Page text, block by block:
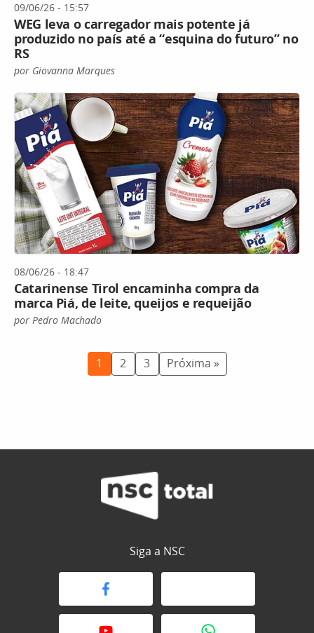
09/06/26 - 15:57
WEG leva o carregador mais potente já
produzido no país até a “esquina do futuro” no
RS
por Giovanna Marques
08/06/26 - 18:47
Catarinense Tirol encaminha compra da
marca Piá, de leite, queijos e requeijão
por Pedro Machado
1 2 3 Próxima »
Siga a NSC